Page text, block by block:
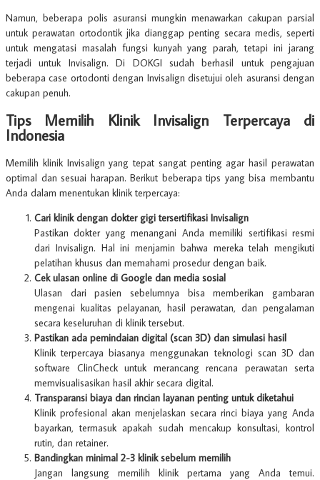
Namun, beberapa polis asuransi mungkin menawarkan cakupan parsial
untuk perawatan ortodontik jika dianggap penting secara medis, seperti
untuk mengatasi masalah fungsi kunyah yang parah, tetapi ini jarang
terjadi untuk Invisalign. Di DOKGI sudah berhasil untuk pengajuan
beberapa case ortodonti dengan Invisalign disetujui oleh asuransi dengan
cakupan penuh.
Tips Memilih Klinik Invisalign Terpercaya di
Indonesia
Memilih klinik Invisalign yang tepat sangat penting agar hasil perawatan
optimal dan sesuai harapan. Berikut beberapa tips yang bisa membantu
Anda dalam menentukan klinik terpercaya:
Cari klinik dengan dokter gigi tersertifikasi Invisalign
Pastikan dokter yang menangani Anda memiliki sertifikasi resmi
dari Invisalign. Hal ini menjamin bahwa mereka telah mengikuti
pelatihan khusus dan memahami prosedur dengan baik.
Cek ulasan online di Google dan media sosial
Ulasan dari pasien sebelumnya bisa memberikan gambaran
mengenai kualitas pelayanan, hasil perawatan, dan pengalaman
secara keseluruhan di klinik tersebut.
Pastikan ada pemindaian digital (scan 3D) dan simulasi hasil
Klinik terpercaya biasanya menggunakan teknologi scan 3D dan
software ClinCheck untuk merancang rencana perawatan serta
memvisualisasikan hasil akhir secara digital.
Transparansi biaya dan rincian layanan penting untuk diketahui
Klinik profesional akan menjelaskan secara rinci biaya yang Anda
bayarkan, termasuk apakah sudah mencakup konsultasi, kontrol
rutin, dan retainer.
Bandingkan minimal 2-3 klinik sebelum memilih
Jangan langsung memilih klinik pertama yang Anda temui.